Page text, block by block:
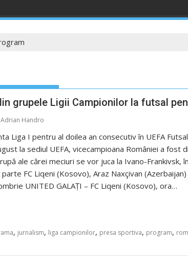
grupele Ligii Campionilor la futsal
Handro
Liga I pentru al doilea an consecutiv în UEFA
la sediul UEFA, vicecampioana României a fost
ale cărei meciuri se vor juca la Ivano-Frankivsk,
FC Liqeni (Kosovo), Araz Naxçivan
UNITED GALAȚI – FC Liqeni (Kosovo), ora…
, jurnalism, liga campionilor, presa sportiva, program,